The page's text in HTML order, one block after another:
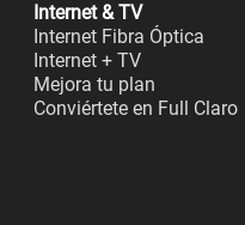
Internet & TV
Internet Fibra Óptica
Internet + TV
Mejora tu plan
Conviértete en Full Claro